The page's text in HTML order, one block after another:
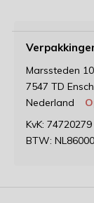
Marssteden
7547 TD
Nederland
KvK: 74720279
BTW: